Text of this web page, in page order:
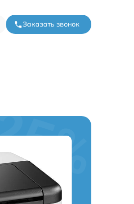
Заказать звонок